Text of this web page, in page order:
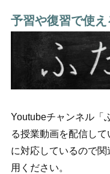
予習や復習で使
Youtubeチャンネル「
る授業動画を配信し
に対応しているので
用ください。